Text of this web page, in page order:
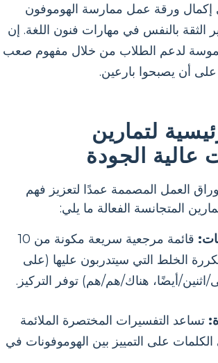
إكمال ورقة عمل ممارسة الهوموفون
الثقة بالنفس في مهارات فنون اللغة. إن
لدعم الطلاب من خلال مفهوم صعب
على أن يصبحوا بارعين.
لتمارين
عالية الجودة
العمل المصممة عمدًا لتعزيز فهم
المتجانسة الفعالة ما يلي:
قائمة مرجعية سريعة مكونة من 10
متكررة الخلط التي سيتدربون عليها (على
اثنين/أيضًا، هناك/هم/هم) توفر التركيز.
تساعد التفسيرات المختصرة الملائمة
على التمييز بين الهوموفونات في